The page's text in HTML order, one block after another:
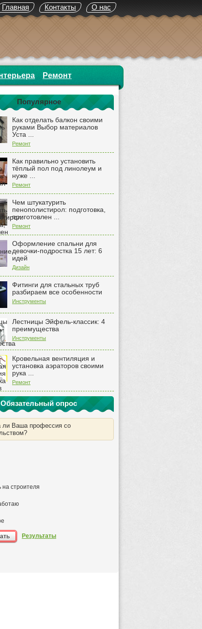
О нас
Контакты
Главная
Ремонт
Популярное
Как отделать балкон своими
руками Выбор материалов
Уста ...
Ремонт
Как правильно установить
тёплый пол под линолеум и
нуже ...
Ремонт
Чем штукатурить
пенополистирол: подготовка,
приготовлен ...
Ремонт
Оформление спальни для
девочки-подростка 15 лет: 6
идей
Дизайн
Фитинги для стальных труб
разбираем все особенности
Инструменты
Лестницы Эйфель-классик: 4
преимущества
Инструменты
Кровельная вентиляция и
установка аэраторов своими
рука ...
Ремонт
Обязательный опрос
ли Ваша профессия со
на строителя
Результаты